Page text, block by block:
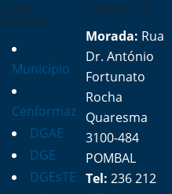
LINKS
RÁPIDOS
Município
Cenformaz
DGAE
DGE
DGEsTE
CONTACTOS
Morada: Rua
Dr. António
Fortunato
Rocha
Quaresma
3100-484
POMBAL
Tel: 236 212